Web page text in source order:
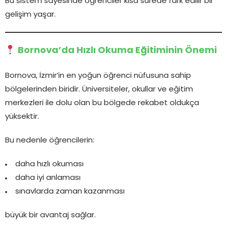
gelişim yaşar.
Bornova’da Hızlı Okuma Eğitiminin Önemi
Bornova, İzmir’in en yoğun öğrenci nüfusuna sahip
bölgelerinden biridir. Üniversiteler, okullar ve eğitim
merkezleri ile dolu olan bu bölgede rekabet oldukça
yüksektir.
Bu nedenle öğrencilerin:
daha hızlı okuması
daha iyi anlaması
sınavlarda zaman kazanması
büyük bir avantaj sağlar.